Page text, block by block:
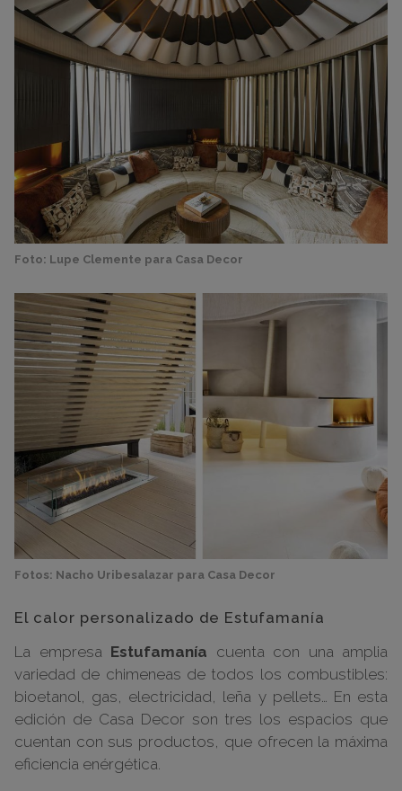
Foto: Lupe Clemente para Casa Decor
Fotos: Nacho Uribesalazar para Casa Decor
El calor personalizado de Estufamanía
La empresa Estufamanía cuenta con una amplia
variedad de chimeneas de todos los combustibles:
bioetanol, gas, electricidad, leña y pellets… En esta
edición de Casa Decor son tres los espacios que
cuentan con sus productos, que ofrecen la máxima
eficiencia enérgética.